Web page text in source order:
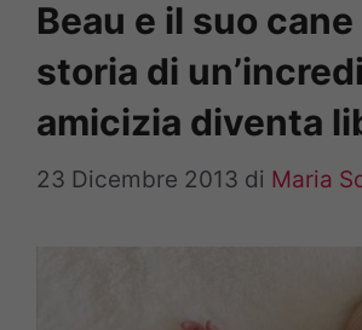
Beau e il suo
storia di
amicizia diventa
23 Dicembre 2013 di Maria